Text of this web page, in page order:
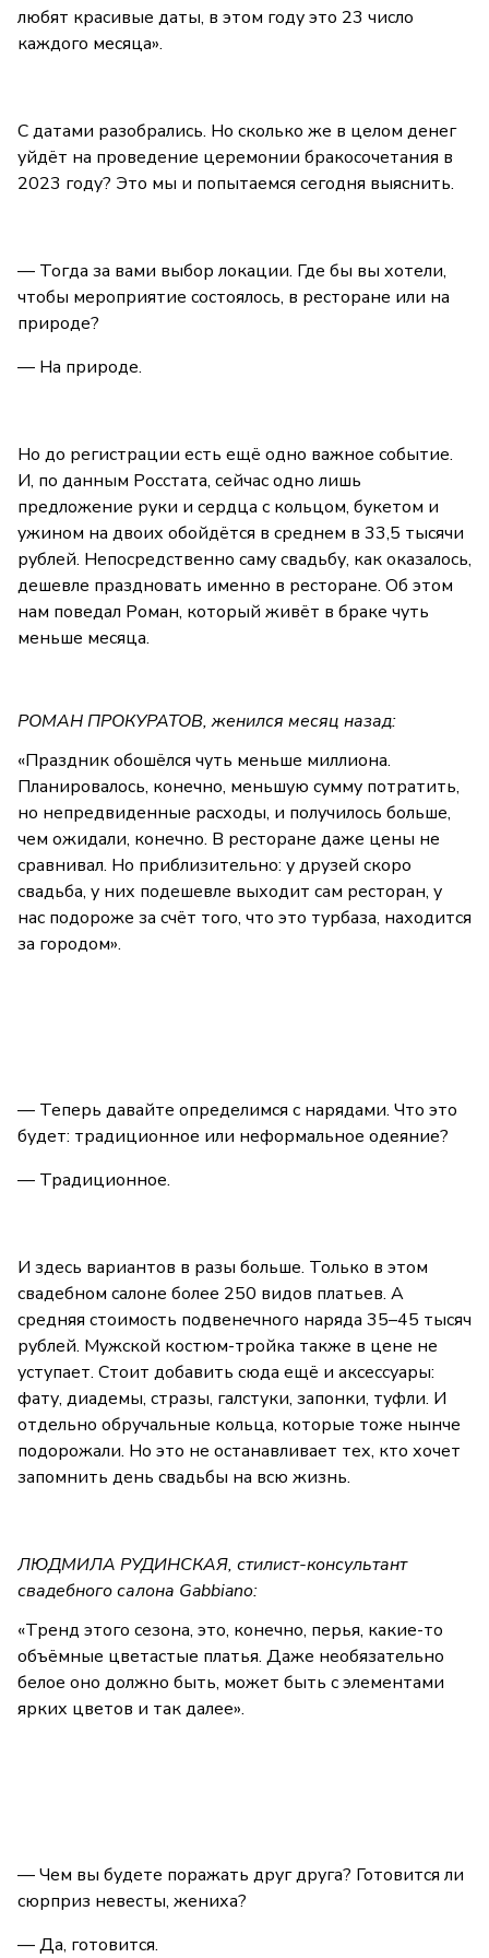
любят красивые даты, в этом году это 23 число
каждого месяца».
С датами разобрались. Но сколько же в целом денег
уйдёт на проведение церемонии бракосочетания в
2023 году? Это мы и попытаемся сегодня выяснить.
— Тогда за вами выбор локации. Где бы вы хотели,
чтобы мероприятие состоялось, в ресторане или на
природе?
— На природе.
Но до регистрации есть ещё одно важное событие.
И, по данным Росстата, сейчас одно лишь
предложение руки и сердца с кольцом, букетом и
ужином на двоих обойдётся в среднем в 33,5 тысячи
рублей. Непосредственно саму свадьбу, как оказалось,
дешевле праздновать именно в ресторане. Об этом
нам поведал Роман, который живёт в браке чуть
меньше месяца.
РОМАН ПРОКУРАТОВ, женился месяц назад:
«Праздник обошёлся чуть меньше миллиона.
Планировалось, конечно, меньшую сумму потратить,
но непредвиденные расходы, и получилось больше,
чем ожидали, конечно. В ресторане даже цены не
сравнивал. Но приблизительно: у друзей скоро
свадьба, у них подешевле выходит сам ресторан, у
нас подороже за счёт того, что это турбаза, находится
за городом».
— Теперь давайте определимся с нарядами. Что это
будет: традиционное или неформальное одеяние?
— Традиционное.
И здесь вариантов в разы больше. Только в этом
свадебном салоне более 250 видов платьев. А
средняя стоимость подвенечного наряда 35–45 тысяч
рублей. Мужской костюм-тройка также в цене не
уступает. Стоит добавить сюда ещё и аксессуары:
фату, диадемы, стразы, галстуки, запонки, туфли. И
отдельно обручальные кольца, которые тоже нынче
подорожали. Но это не останавливает тех, кто хочет
запомнить день свадьбы на всю жизнь.
ЛЮДМИЛА РУДИНСКАЯ, стилист-консультант
свадебного салона Gabbiano:
«Тренд этого сезона, это, конечно, перья, какие-то
объёмные цветастые платья. Даже необязательно
белое оно должно быть, может быть с элементами
ярких цветов и так далее».
— Чем вы будете поражать друг друга? Готовится ли
сюрприз невесты, жениха?
— Да, готовится.